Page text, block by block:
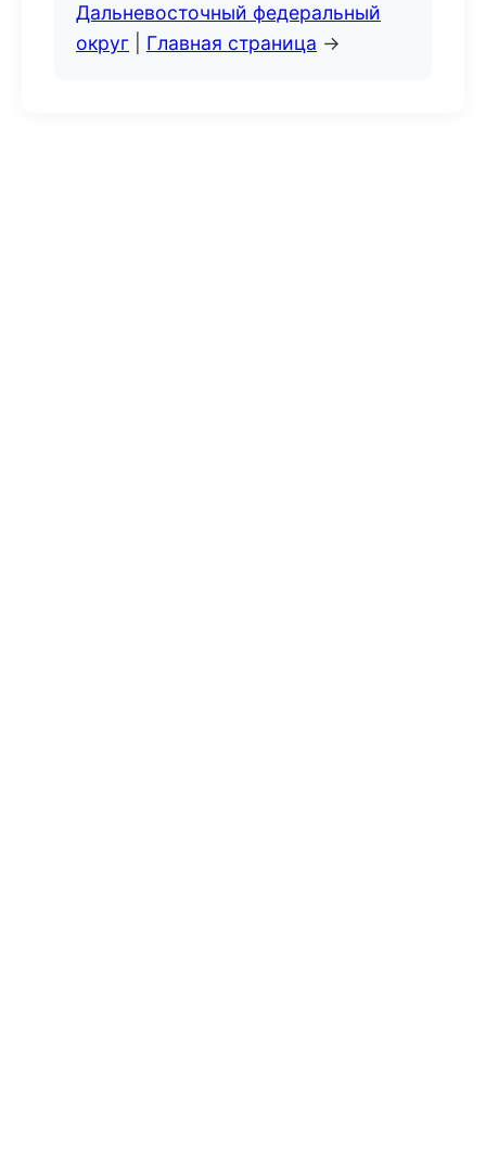
Дальневосточный федеральный
округ
Главная страница →